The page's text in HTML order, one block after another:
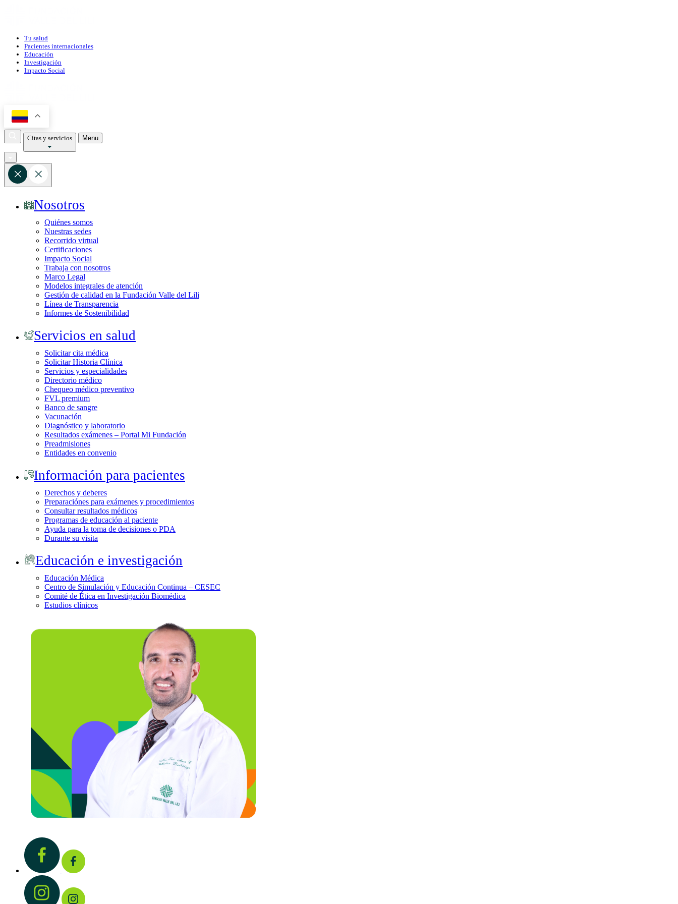
Tu salud
Pacientes internacionales
Educación
Investigación
Impacto Social
Citas y servicios Menu
Nosotros
Quiénes somos
Nuestras sedes
Recorrido virtual
Certificaciones
Impacto Social
Trabaja con nosotros
Marco Legal
Modelos integrales de atención
Gestión de calidad en la Fundación Valle del Lili
Línea de Transparencia
Informes de Sostenibilidad
Servicios en salud
Solicitar cita médica
Solicitar Historia Clínica
Servicios y especialidades
Directorio médico
Chequeo médico preventivo
FVL premium
Banco de sangre
Vacunación
Diagnóstico y laboratorio
Resultados exámenes – Portal Mi Fundación
Preadmisiones
Entidades en convenio
Información para pacientes
Derechos y deberes
Preparaciónes para exámenes y procedimientos
Consultar resultados médicos
Programas de educación al paciente
Ayuda para la toma de decisiones o PDA
Durante su visita
Educación e investigación
Educación Médica
Centro de Simulación y Educación Continua – CESEC
Comité de Ética en Investigación Biomédica
Estudios clínicos